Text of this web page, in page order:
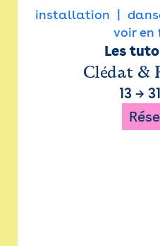
installation
voir
Les
Clédat &
13→